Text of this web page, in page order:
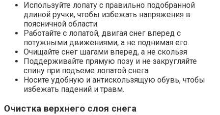
Используйте лопату с правильно подобранной
длиной ручки, чтобы избежать напряжения в
поясничной области.
Работайте с лопатой, двигая снег вперед с
потужными движениями, а не поднимая его.
Очищайте снег шагами вперед, а не скользя
Поддерживайте прямую позу и не закругляйте
спину при подъеме лопатой снега.
Носите удобную и антискользящую обувь, чтобы
избежать падений и травм.
Очистка верхнего слоя снега